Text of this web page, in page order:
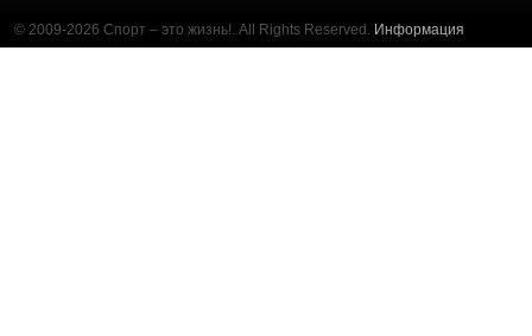
© 2009-2026 Спорт – это жизнь!. All Rights Reserved. Информация